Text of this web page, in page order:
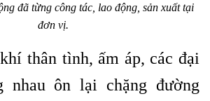
đã từng công tác, lao động, sản xuất tại
đơn vị.
thân tình, ấm áp, các đại
nhau ôn lại chặng đường